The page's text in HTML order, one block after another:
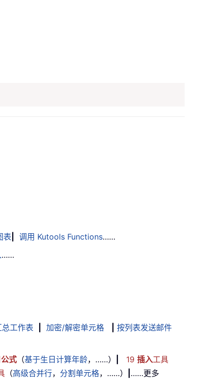
表 调用 Kutools Functions……
……
总工作表 加密/解密单元格 按列表发送邮件
公式 （基于生日计算年龄，……） 19 插入工具
（高级合并行， 分割单元格，……） ……更多